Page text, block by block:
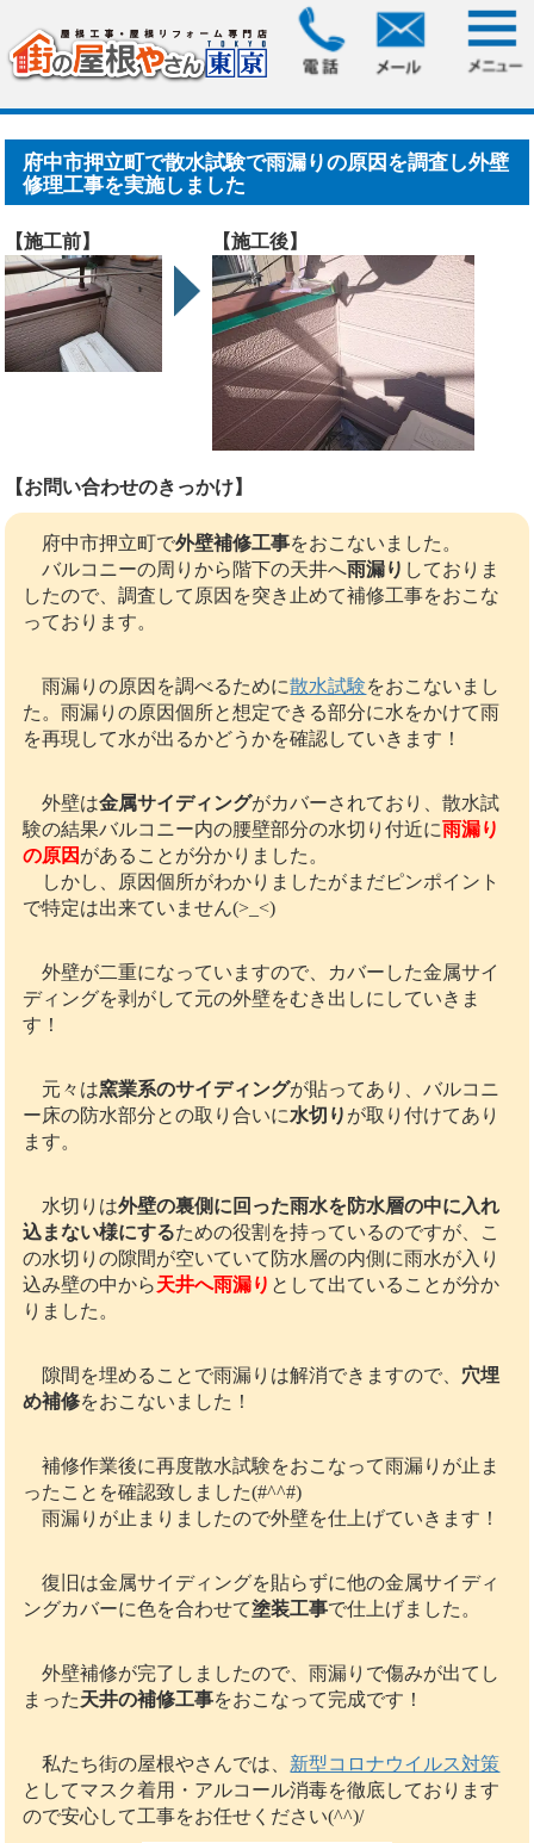
> 府中市押立町で散水試験で雨漏りの原因
を調査し外壁修理工事を実.....
府中市押立町で散水試験で雨漏りの原因を調査し外壁
修理工事を実施しました
【施工前】 【施工後】
【お問い合わせのきっかけ】
府中市押立町で外壁補修工事をおこないました。
バルコニーの周りから階下の天井へ雨漏り しておりま
したので、調査して原因を突き止めて補修工事をおこな
っております。
雨漏りの原因を調べるために散水試験をおこないまし
た。雨漏りの原因個所と想定できる部分に水をかけて雨
を再現して水が出るかどうかを確認していきます！
外壁は金属サイディングがカバーされており、散水試
験の結果バルコニー内の腰壁部分の水切り付近に雨漏り
の原因 があることが分かりました。
しかし、原因個所がわかりましたがまだピンポイント
で特定は出来ていません(>_<)
外壁が二重になっていますので、カバーした金属サイ
ディングを剥がして元の外壁をむき出しにしていきま
す！
元々は窯業系のサイディングが貼ってあり、バルコニ
ー床の防水部分との取り合いに水切り が取り付けてあり
ます。
水切りは外壁の裏側に回った雨水を防水層の中に入れ
込まない様にするための役割を持っているのですが、こ
の水切りの隙間が空いていて防水層の内側に雨水が入り
込み壁の中から天井へ雨漏り として出ていることが分か
りました。
隙間を埋めることで雨漏りは解消できますので、 穴埋
め補修をおこないました！
補修作業後に再度散水試験をおこなって雨漏りが止ま
ったことを確認致しました(#^^#)
雨漏りが止まりましたので外壁を仕上げていきます！
復旧は金属サイディングを貼らずに他の金属サイディ
ングカバーに色を合わせて塗装工事で仕上げました。
外壁補修が完了しましたので、雨漏りで傷みが出てし
まった天井の補修工事をおこなって完成です！
私たち街の屋根やさんでは、 新型コロナウイルス対策
としてマスク着用・アルコール消毒を徹底しております
ので安心して工事をお任せください(^^)/